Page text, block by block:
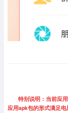
特别说明：当前应
应用apk包的形式满足